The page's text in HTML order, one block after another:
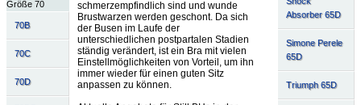
Größe 70
70B
70C
70D
Absorber 65D
Simone Perele
65D
Triumph 65D
schmerzempfindlich sind und wunde
Brustwarzen werden geschont. Da sich
der Busen im Laufe der
unterschiedlichen postpartalen Stadien
ständig verändert, ist ein Bra mit vielen
Einstellmöglichkeiten von Vorteil, um ihn
immer wieder für einen guten Sitz
anpassen zu können.